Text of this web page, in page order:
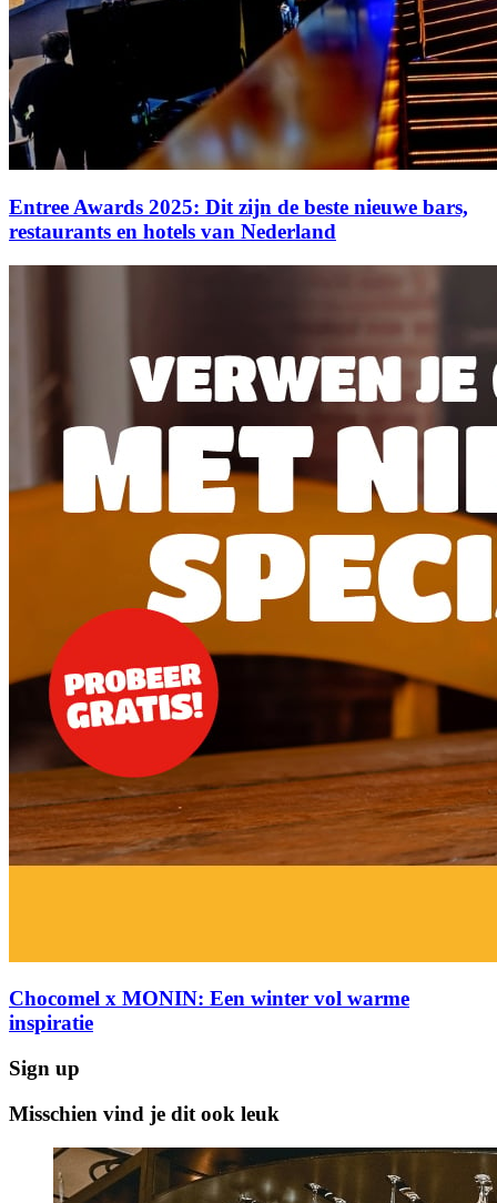
Entree Awards 2025: Dit zijn de beste nieuwe bars,
restaurants en hotels van Nederland
Chocomel x MONIN: Een winter vol warme
inspiratie
Sign up
Misschien vind je dit ook leuk